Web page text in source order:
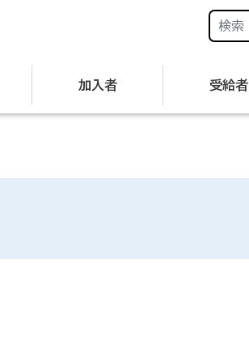
加入者 受給者